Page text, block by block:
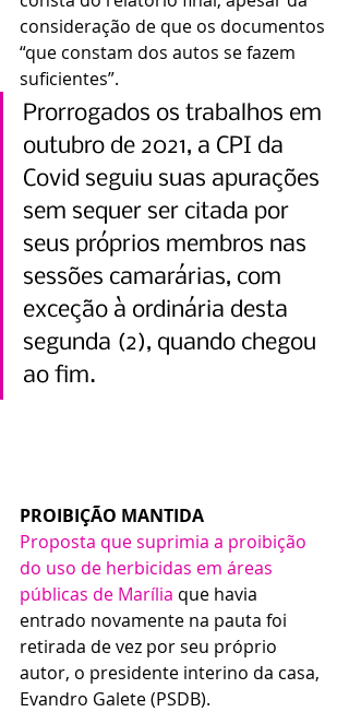
consideração de que os documentos
“que constam dos autos se fazem
suficientes”.
Prorrogados os trabalhos em
outubro de 2021, a CPI da
Covid seguiu suas apurações
sem sequer ser citada por
seus próprios membros nas
sessões camarárias, com
exceção à ordinária desta
segunda (2), quando chegou
ao fim.
PROIBIÇÃO MANTIDA
Proposta que suprimia a proibição
do uso de herbicidas em áreas
públicas de Marília que havia
entrado novamente na pauta foi
retirada de vez por seu próprio
autor, o presidente interino da casa,
Evandro Galete (PSDB).